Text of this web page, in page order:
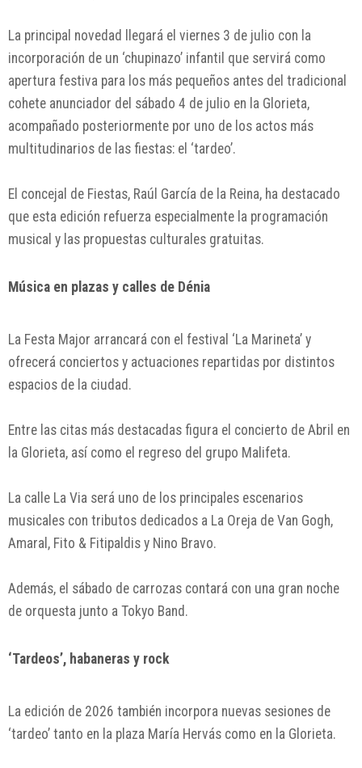
La principal novedad llegará el viernes 3 de julio con la
incorporación de un ‘chupinazo’ infantil que servirá como
apertura festiva para los más pequeños antes del tradicional
cohete anunciador del sábado 4 de julio en la Glorieta,
acompañado posteriormente por uno de los actos más
multitudinarios de las fiestas: el ‘tardeo’.
El concejal de Fiestas, Raúl García de la Reina, ha destacado
que esta edición refuerza especialmente la programación
musical y las propuestas culturales gratuitas.
Música en plazas y calles de Dénia
La Festa Major arrancará con el festival ‘La Marineta’ y
ofrecerá conciertos y actuaciones repartidas por distintos
espacios de la ciudad.
Entre las citas más destacadas figura el concierto de Abril en
la Glorieta, así como el regreso del grupo Malifeta.
La calle La Via será uno de los principales escenarios
musicales con tributos dedicados a La Oreja de Van Gogh,
Amaral , Fito & Fitipaldis y Nino Bravo.
Además, el sábado de carrozas contará con una gran noche
de orquesta junto a Tokyo Band .
‘Tardeos’, habaneras y rock
La edición de 2026 también incorpora nuevas sesiones de
‘tardeo’ tanto en la plaza María Hervás como en la Glorieta.